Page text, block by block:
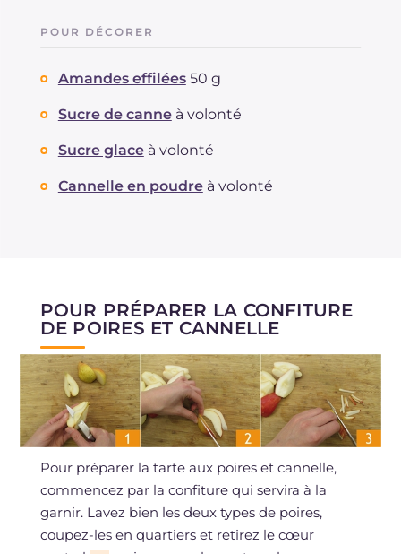
POUR DÉCORER
Amandes effilées 50 g
Sucre de canne à volonté
Sucre glace à volonté
Cannelle en poudre à volonté
POUR PRÉPARER LA CONFITURE
DE POIRES ET CANNELLE
Pour préparer la tarte aux poires et cannelle,
commencez par la confiture qui servira à la
garnir. Lavez bien les deux types de poires,
coupez-les en quartiers et retirez le cœur